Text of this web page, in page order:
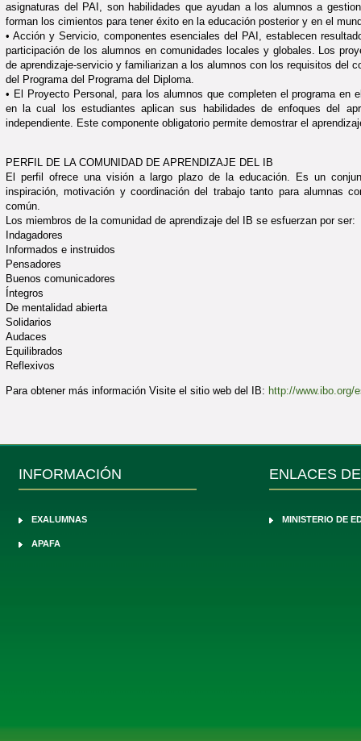
asignaturas del PAI, son habilidades que ayudan a los alumnos a
forman los cimientos para tener éxito en la educación posterior y en el
• Acción y Servicio, componentes esenciales del PAI, establecen
participación de los alumnos en comunidades locales y globales. Los
de aprendizaje-servicio y familiarizan a los alumnos con los requisitos del
del Programa del Programa del Diploma.
• El Proyecto Personal, para los alumnos que completen el programa en
en la cual los estudiantes aplican sus habilidades de enfoques del
independiente. Este componente obligatorio permite demostrar el
PERFIL DE LA COMUNIDAD DE APRENDIZAJE DEL IB
El perfil ofrece una visión a largo plazo de la educación. Es un
inspiración, motivación y coordinación del trabajo tanto para alumnas
común.
Los miembros de la comunidad de aprendizaje del IB se esfuerzan por ser:
Indagadores
Informados e instruidos
Pensadores
Buenos comunicadores
Íntegros
De mentalidad abierta
Solidarios
Audaces
Equilibrados
Reflexivos
Para obtener más información Visite el sitio web del IB: http://www.ibo.org/
INFORMACIÓN
EXALUMNAS
APAFA
ENLACES
MINISTERIO DE